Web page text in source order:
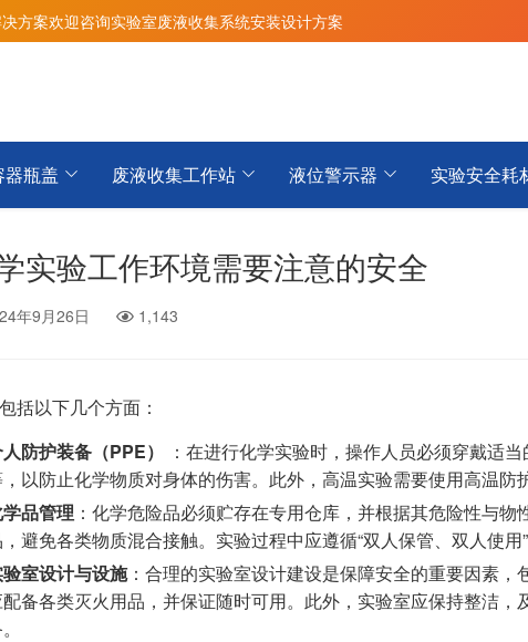
方案欢迎咨询实验室废液收集系统安装设计方案
器瓶盖 废液收集工作站 液位警示器 实验安全耗
实验工作环境需要注意的安全
年9月26日 1,143
括以下几个方面：
防护装备（PPE）
：在进行化学实验时，操作人员必须穿戴适
以防止化学物质对身体的伤害。此外，高温实验需要使用高温防
品管理 ：化学危险品必须贮存在专用仓库，并根据其危险性与
避免各类物质混合接触。实验过程中应遵循“双人保管、双人使用
室设计与设施：合理的实验室设计建设是保障安全的重要因素
备各类灭火用品，并保证随时可用。此外，实验室应保持整洁